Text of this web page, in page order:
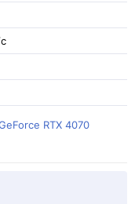
RTX 4070